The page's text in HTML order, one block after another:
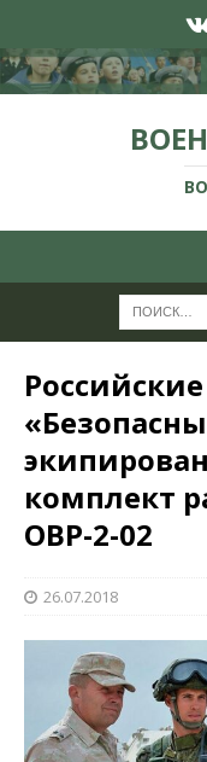
комплект
ОВР-2-02
26.07.2018